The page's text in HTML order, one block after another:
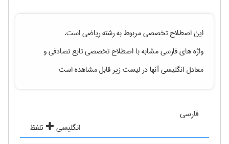
این اصطلاح تخصصی مربوط به رشتهرياضیاست.
واژه های فارسی مشابه با اصطلاح تخصصیتابع تصادفیو
معادل انگلیسی آنها در لیست زیر قابل مشاهده است
فارسی
انگلیسی
تلفظ